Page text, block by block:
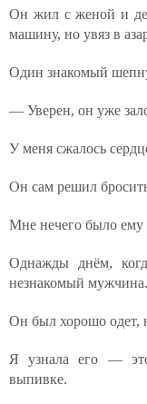
Он жил с женой и
машину, но увяз в
Один знакомый
— Уверен, он уже
У меня сжалось
Он сам решил
Мне нечего было ему
Однажды днём,
незнакомый мужчина.
Он был хорошо одет,
Я узнала его —
выпивке.